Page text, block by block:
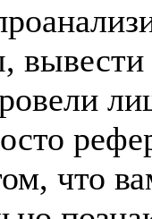
что